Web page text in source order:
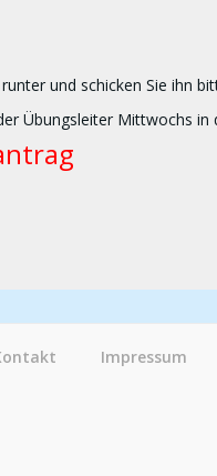
und schicken Sie ihn
Übungsleiter Mittwochs in
Impressum